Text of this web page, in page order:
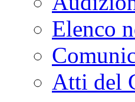
Elenco
Atti del